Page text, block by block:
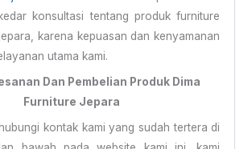
konsultasi tentang produk furniture
karena kepuasan dan kenyamanan
utama kami.
Dan Pembelian Produk Dima
Furniture Jepara
kontak kami yang sudah tertera di